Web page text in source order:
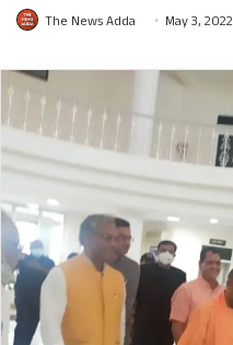
The News Adda May 3, 2022